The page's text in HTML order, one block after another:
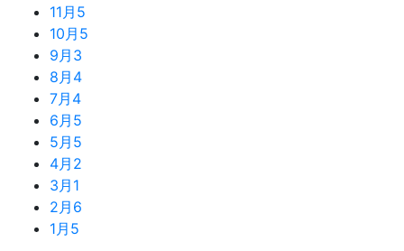
11月 5
10月 5
9月 3
8月 4
7月 4
6月 5
5月 5
4月 2
3月 1
2月 6
1月 5